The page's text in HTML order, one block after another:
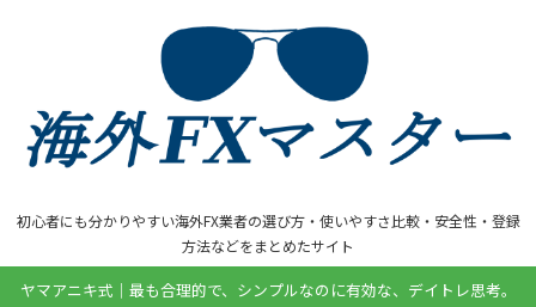
初心者にも分かりやすい海外FX業者の選び方・使いやすさ比較・安全性・登録
方法などをまとめたサイト
ヤマアニキ式｜最も合理的で、シンプルなのに有効な、デイトレ思考。